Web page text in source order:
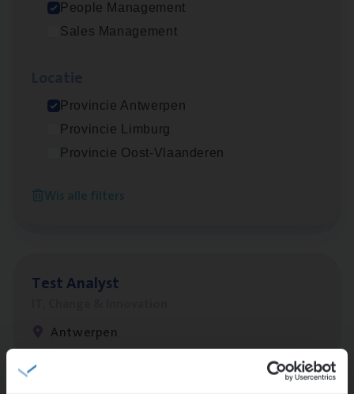
People Management
Sales Management
Provincie Antwerpen
Provincie Limburg
Provincie Oost-Vlaanderen
Wis alle filters
(Agi­le)IT Pro­ject Manager
Busi­ness Mana­ger Mari­ne Cargo
Antwerpen
Test Ana­lyst
Antwerpen